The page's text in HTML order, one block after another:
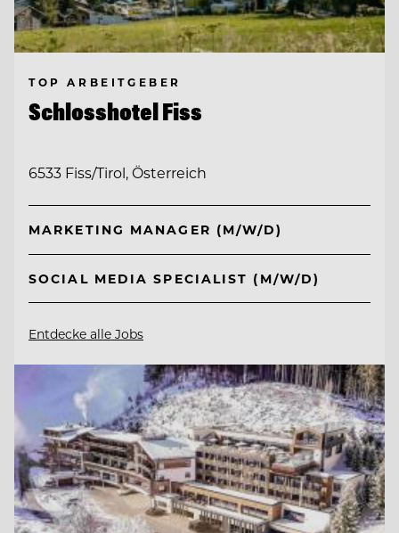
TOP ARBEITGEBER
Schlosshotel Fiss
6533 Fiss/Tirol, Österreich
MARKETING MANAGER (M/W/D)
SOCIAL MEDIA SPECIALIST (M/W/D)
Entdecke alle Jobs